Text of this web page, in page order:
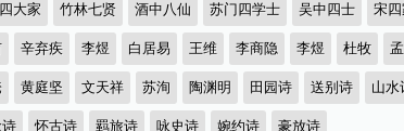
大家 竹林七贤 酒中八仙 苏门四学士 吴中四士 宋四
辛弃疾 李煜 白居易 王维 李商隐 李煜 杜牧
黄庭坚 文天祥 苏洵 陶渊明 田园诗 送别诗 山水
怀古诗 羁旅诗 咏史诗 婉约诗 豪放诗